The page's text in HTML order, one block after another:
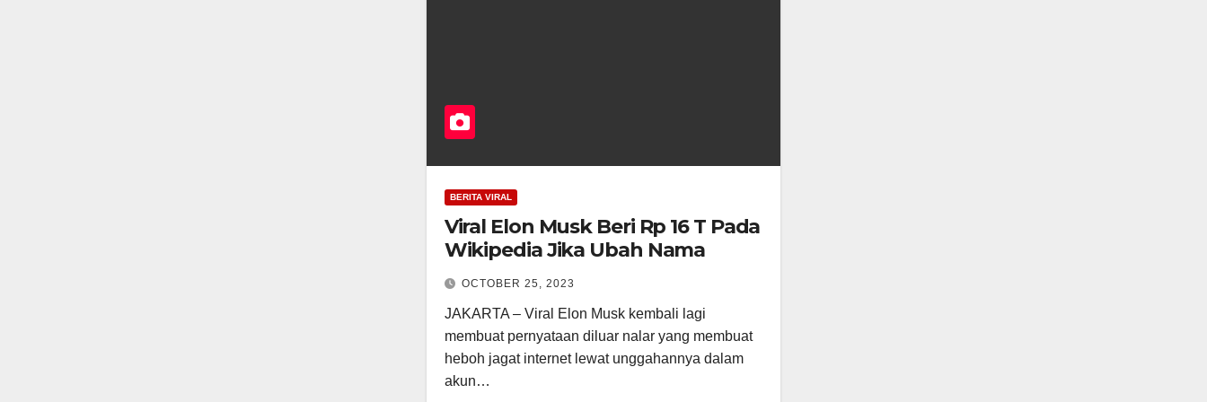
BERITA VIRAL
Viral Elon Musk Beri Rp 16 T Pada
Wikipedia Jika Ubah Nama
OCTOBER 25, 2023
JAKARTA – Viral Elon Musk kembali lagi
membuat pernyataan diluar nalar yang membuat
heboh jagat internet lewat unggahannya dalam
akun…